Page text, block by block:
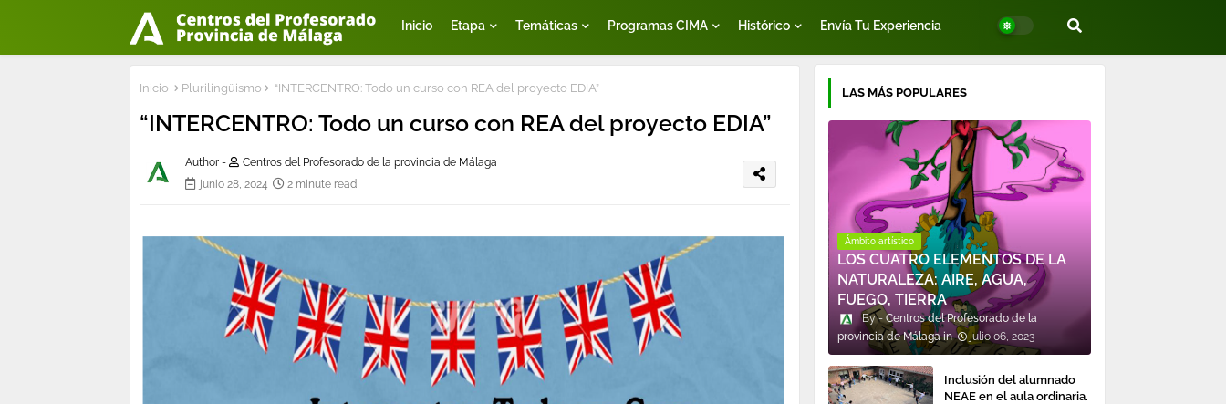
Inicio Etapa Temáticas Programas CIMA Histórico Envía Tu Experiencia
Inicio Plurilingüismo “INTERCENTRO: Todo un curso con REA del proyecto EDIA”
“INTERCENTRO: Todo un curso con REA del proyecto EDIA”
Author -
Centros del Profesorado de la provincia de Málaga
junio 28, 2024
2 minute read
LAS MÁS POPULARES
Ámbito artístico
LOS CUATRO ELEMENTOS DE LA
NATURALEZA: AIRE, AGUA,
FUEGO, TIERRA
Centros del Profesorado de la
provincia de Málaga
julio 06, 2023
Inclusión del alumnado
NEAE en el aula ordinaria.